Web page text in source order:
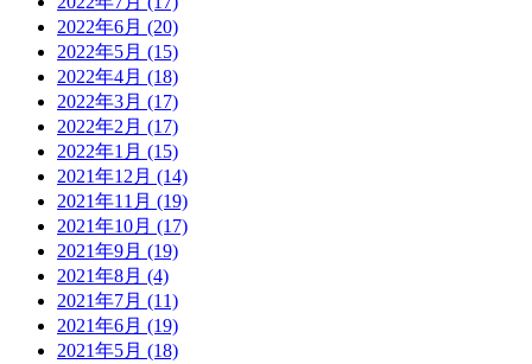
2022年6月 (20)
2022年5月 (15)
2022年4月 (18)
2022年3月 (17)
2022年2月 (17)
2022年1月 (15)
2021年12月 (14)
2021年11月 (19)
2021年10月 (17)
2021年9月 (19)
2021年8月 (4)
2021年7月 (11)
2021年6月 (19)
2021年5月 (18)